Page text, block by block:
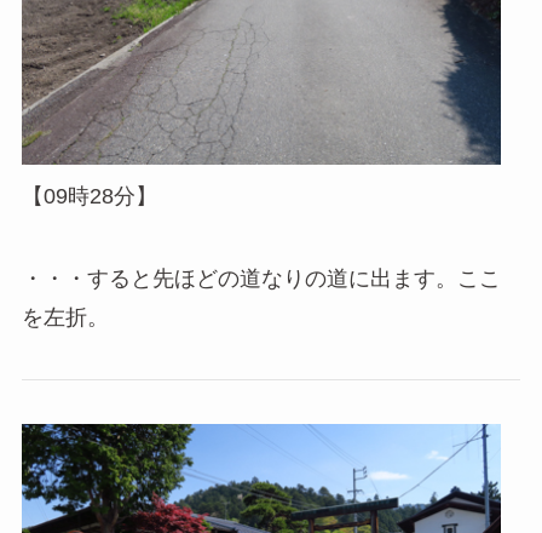
【09時28分】
・・・すると先ほどの道なりの道に出ます。ここ
を左折。